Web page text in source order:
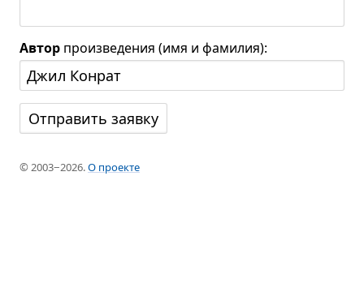
Автор произведения (имя и фамилия):
© 2003−2026.О проекте